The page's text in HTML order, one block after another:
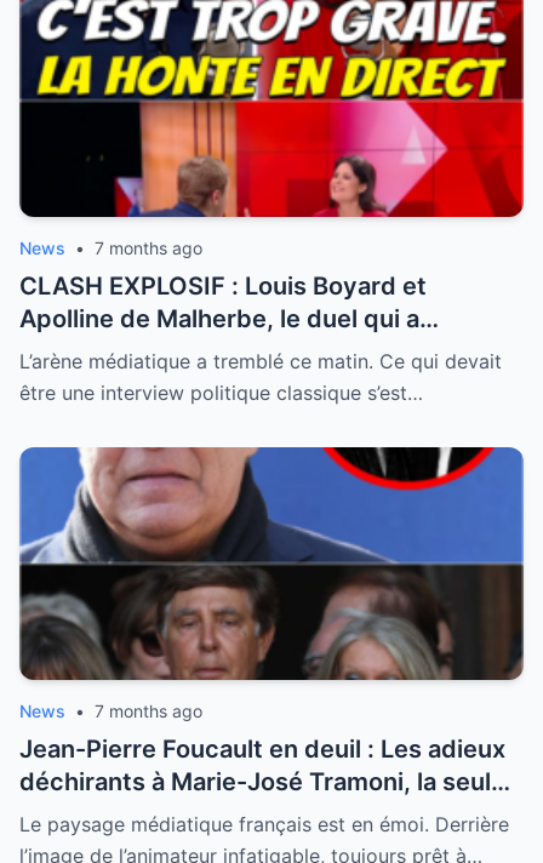
News • 7 months ago
CLASH EXPLOSIF : Louis Boyard et
Apolline de Malherbe, le duel qui a
embrasé le direct !
L’arène médiatique a tremblé ce matin. Ce qui devait
être une interview politique classique s’est…
News • 7 months ago
Jean-Pierre Foucault en deuil : Les adieux
déchirants à Marie-José Tramoni, la seule
femme qu’il ait jamais épousée
Le paysage médiatique français est en émoi. Derrière
l’image de l’animateur infatigable, toujours prêt à…